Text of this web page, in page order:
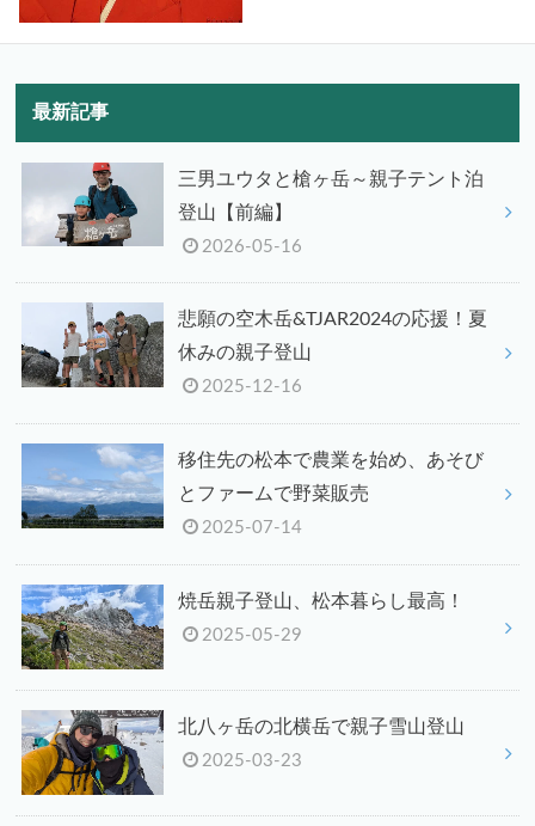
最新記事
三男ユウタと槍ヶ岳～親子テント泊
登山【前編】
2026-05-16
悲願の空木岳&TJAR2024の応援！夏
休みの親子登山
2025-12-16
移住先の松本で農業を始め、あそび
とファームで野菜販売
2025-07-14
焼岳親子登山、松本暮らし最高！
2025-05-29
北八ヶ岳の北横岳で親子雪山登山
2025-03-23